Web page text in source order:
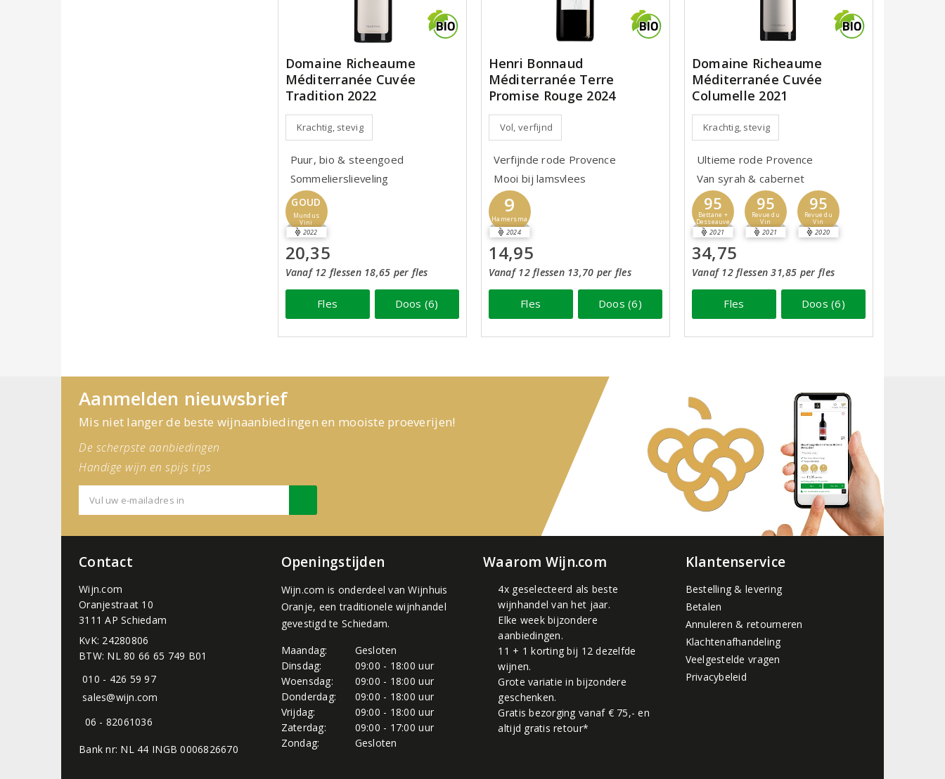
Domaine Richeaume
Méditerranée Cuvée
Tradition 2022
Krachtig, stevig
Puur, bio & steengoed
Sommelierslieveling
GOUD
Mundus
Vini
2022
20,35
Vanaf 12 flessen 18,65 per fles
Fles Doos (6)
Henri Bonnaud
Méditerranée Terre
Promise Rouge 2024
Vol, verfijnd
Verfijnde rode Provence
Mooi bij lamsvlees
9
Hamersma
2024
14,95
Vanaf 12 flessen 13,70 per fles
Fles Doos (6)
Domaine Richeaume
Méditerranée Cuvée
Columelle 2021
Krachtig, stevig
Ultieme rode Provence
Van syrah & cabernet
95
Bettane +
Desseauve
2021
95
Revue du
Vin
2021
95
Revue du
Vin
2020
34,75
Vanaf 12 flessen 31,85 per fles
Fles Doos (6)
Aanmelden nieuwsbrief
Mis niet langer de beste wijnaanbiedingen en mooiste proeverijen!
De scherpste aanbiedingen
Handige wijn en spijs tips
Contact
Wijn.com
Oranjestraat 10
3111 AP Schiedam
KvK: 24280806
BTW: NL 80 66 65 749 B01
010 - 426 59 97
sales@wijn.com
06 - 82061036
Bank nr: NL 44 INGB 0006826670
Openingstijden
Wijn.com is onderdeel vanWijnhuis
Oranje, een traditionele wijnhandel
gevestigd te Schiedam.
Maandag:
Gesloten
Dinsdag:
09:00 - 18:00 uur
Woensdag:
09:00 - 18:00 uur
Donderdag:
09:00 - 18:00 uur
Vrijdag:
09:00 - 18:00 uur
Zaterdag:
09:00 - 17:00 uur
Zondag:
Gesloten
Waarom Wijn.com
4x geselecteerd als beste
wijnhandel van het jaar.
Elke week bijzondere
aanbiedingen.
11 + 1 korting bij 12 dezelfde
wijnen.
Grote variatie in bijzondere
geschenken.
Gratis bezorging vanaf € 75,- en
altijd gratis retour*
Klantenservice
Bestelling & levering
Betalen
Annuleren & retourneren
Klachtenafhandeling
Veelgestelde vragen
Privacybeleid